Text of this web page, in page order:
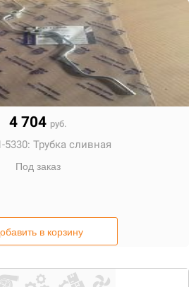
4 704 руб.
5330: Трубка сливная
Под заказ
в корзину